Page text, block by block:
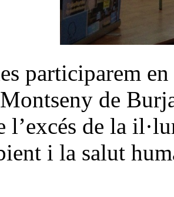
participarem
de
l’excés de la
i la salut